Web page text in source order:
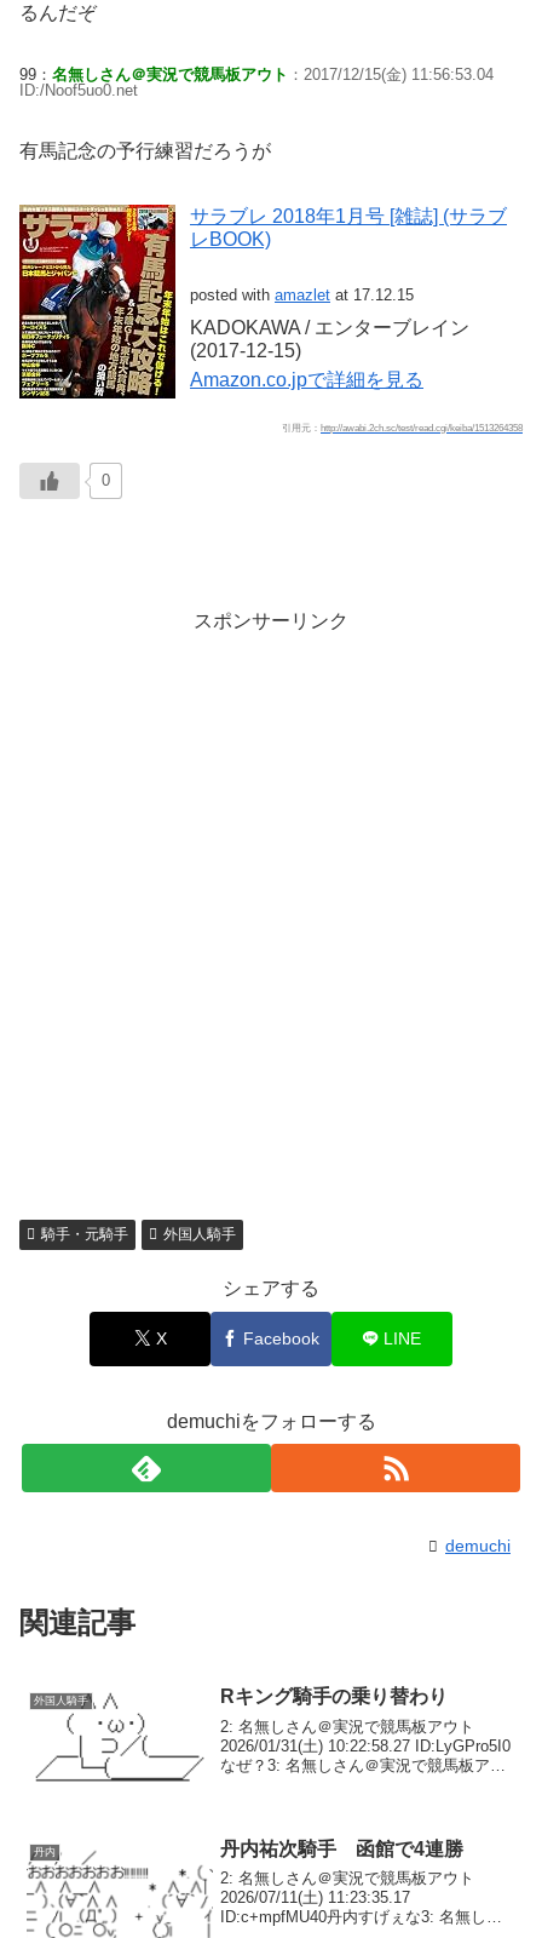
るんだぞ
99： 名無しさん＠実況で競馬板アウト ：2017/12/15(金) 11:56:53.04
ID:/Noof5uo0.net
有馬記念の予行練習だろうが
サラブレ 2018年1月号 [雑誌] (サラブ
レBOOK)
posted with amazlet at 17.12.15
KADOKAWA / エンターブレイン
(2017-12-15)
Amazon.co.jpで詳細を見る
引用元： http://awabi.2ch.sc/test/read.cgi/keiba/1513264358
0
スポンサーリンク
騎手・元騎手 外国人騎手
シェアする
X Facebook LINE
demuchiをフォローする
demuchi
関連記事
外国人騎手 Rキング騎手の乗り替わり
2: 名無しさん＠実況で競馬板アウト
2026/01/31(土) 10:22:58.27 ID:LyGPro5I0
なぜ？3: 名無しさん＠実況で競馬板アウ
丹内 丹内祐次騎手 函館で4連勝
2: 名無しさん＠実況で競馬板アウト
2026/07/11(土) 11:23:35.17
ID:c+mpfMU40丹内すげぇな3: 名無しさ